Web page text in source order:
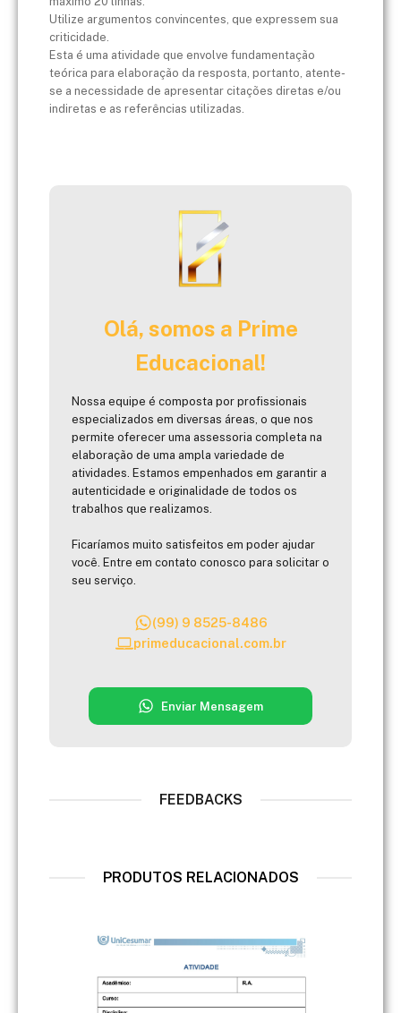
Utilize argumentos convincentes, que expressem sua
criticidade.
Esta é uma atividade que envolve fundamentação
teórica para elaboração da resposta, portanto, atente-
se a necessidade de apresentar citações diretas e/ou
indiretas e as referências utilizadas.
Olá, somos a Prime
Educacional!
Nossa equipe é composta por profissionais
especializados em diversas áreas, o que nos
permite oferecer uma assessoria completa na
elaboração de uma ampla variedade de
atividades. Estamos empenhados em garantir a
autenticidade e originalidade de todos os
trabalhos que realizamos.
Ficaríamos muito satisfeitos em poder ajudar
você. Entre em contato conosco para solicitar o
seu serviço.
(99) 9 8525-8486
primeducacional.com.br
Enviar Mensagem
FEEDBACKS
PRODUTOS RELACIONADOS